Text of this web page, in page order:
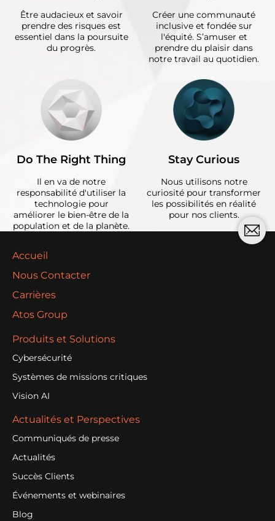
Être audacieux et savoir
prendre des risques est
essentiel dans la poursuite
du progrès.
Créer une communauté
inclusive et fondée sur
l'équité. S’amuser et
prendre du plaisir dans
notre travail au quotidien.
Do The Right Thing
Il en va de notre
responsabilité d'utiliser la
technologie pour
améliorer le bien-être de la
population et de la planète.
Stay Curious
Nous utilisons notre
curiosité pour transformer
les possibilités en réalité
pour nos clients.
Accueil
Nous Contacter
Carrières
Atos Group
Produits et Solutions
Cybersécurité
Systèmes de missions critiques
Vision AI
Actualités et Perspectives
Communiqués de presse
Actualités
Succès Clients
Événements et webinaires
Blog